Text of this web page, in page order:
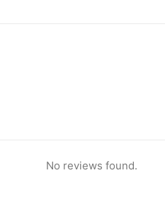
No reviews found.